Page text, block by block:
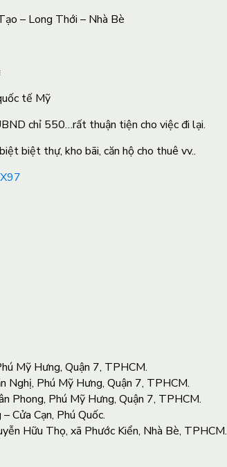
– Long Thới – Nhà Bè
tế Mỹ
chỉ 550…rất thuận tiện cho việc đi lại.
biệt thự, kho bãi, căn hộ cho thuê vv..
Mỹ Hưng, Quận 7, TPHCM.
Nghị, Phú Mỹ Hưng, Quận 7, TPHCM.
Phong, Phú Mỹ Hưng, Quận 7, TPHCM.
Cửa Cạn, Phú Quốc.
Hữu Thọ, xã Phước Kiển, Nhà Bè, TPHCM.